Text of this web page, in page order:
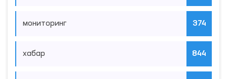
мониторинг 374
хабар 844